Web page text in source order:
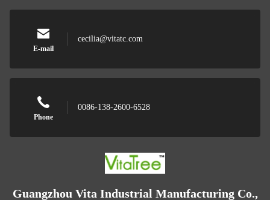
E-mail
cecilia@vitatc.com
Phone
0086-138-2600-6528
Guangzhou Vita Industrial Manufacturing Co.,